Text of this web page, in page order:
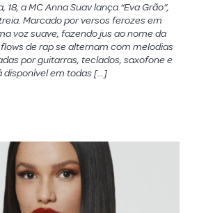
a MC Anna Suav lança “Eva Grão”,
Marcado por versos ferozes em
voz suave, fazendo jus ao nome da
de rap se alternam com melodias
por guitarras, teclados, saxofone e
disponível em todas […]